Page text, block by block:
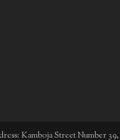
Kamboja Street Number 39,